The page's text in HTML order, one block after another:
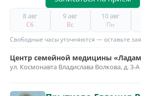
8 авг
Сб
9 авг
Вс
10 авг
Пн
Свободные часы уточняются — оставьте
Центр семейной медицины
ул. Космонавта Владислава Волкова, д. 3-А